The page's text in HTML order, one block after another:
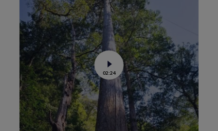
Voir
la
vidéo
de
L’arbre
le
plus
haut
d’Asie
02:24